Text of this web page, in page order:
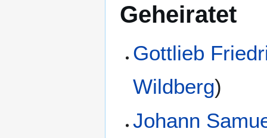
Geheiratet
Gottlieb
Wildberg)
Johann